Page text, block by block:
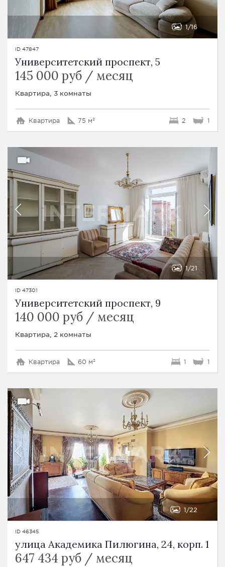
1 16
ID 47847
Университетский проспект, 5
145 000 руб / месяц
Квартира, 3 комнаты
Квартира 75 м² 2 1
1 21
ID 47301
Университетский проспект, 9
140 000 руб / месяц
Квартира, 2 комнаты
Квартира 60 м² 1 1
1 22
ID 46345
улица Академика Пилюгина, 24, корп. 1
647 434 руб / месяц